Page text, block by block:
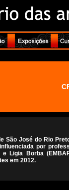
São José do Rio
por
e Ligia Borba
em 2012.